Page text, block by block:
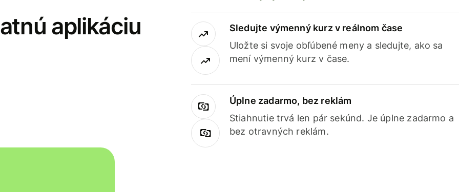
aplikáciu
Sledujte výmenný kurz v reálnom čase
Uložte si svoje obľúbené meny a sledujte, ako sa
mení výmenný kurz v čase.
Úplne zadarmo, bez reklám
Stiahnutie trvá len pár sekúnd. Je úplne zadarmo a
bez otravných reklám.